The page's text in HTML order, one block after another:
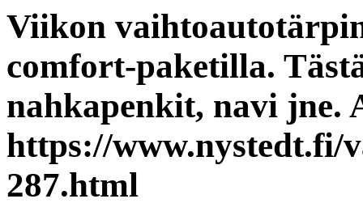
Viikon
comfort-paketilla.
nahkapenkit, navi jne.
https://www.nystedt.fi/
287.html